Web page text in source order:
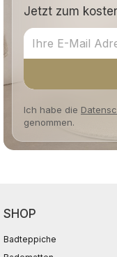
Jetzt zum
Ich habe die
genommen.
SHOP
Badteppiche